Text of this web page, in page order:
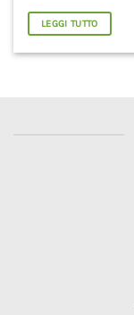
LEGGI TUTTO